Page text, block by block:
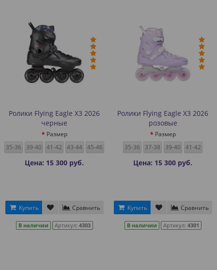
Ролики Flying Eagle X3 2026
черные
Размер
35-36
39-40 41-42 43-44 45-46
Цена: 15 300 руб.
Купить Сравнить
В наличии Артикул: 4303
Ролики Flying Eagle X3 2026
розовые
Размер
35-36
37-38 39-40 41-42
Цена: 15 300 руб.
Купить Сравнить
В наличии Артикул: 4301